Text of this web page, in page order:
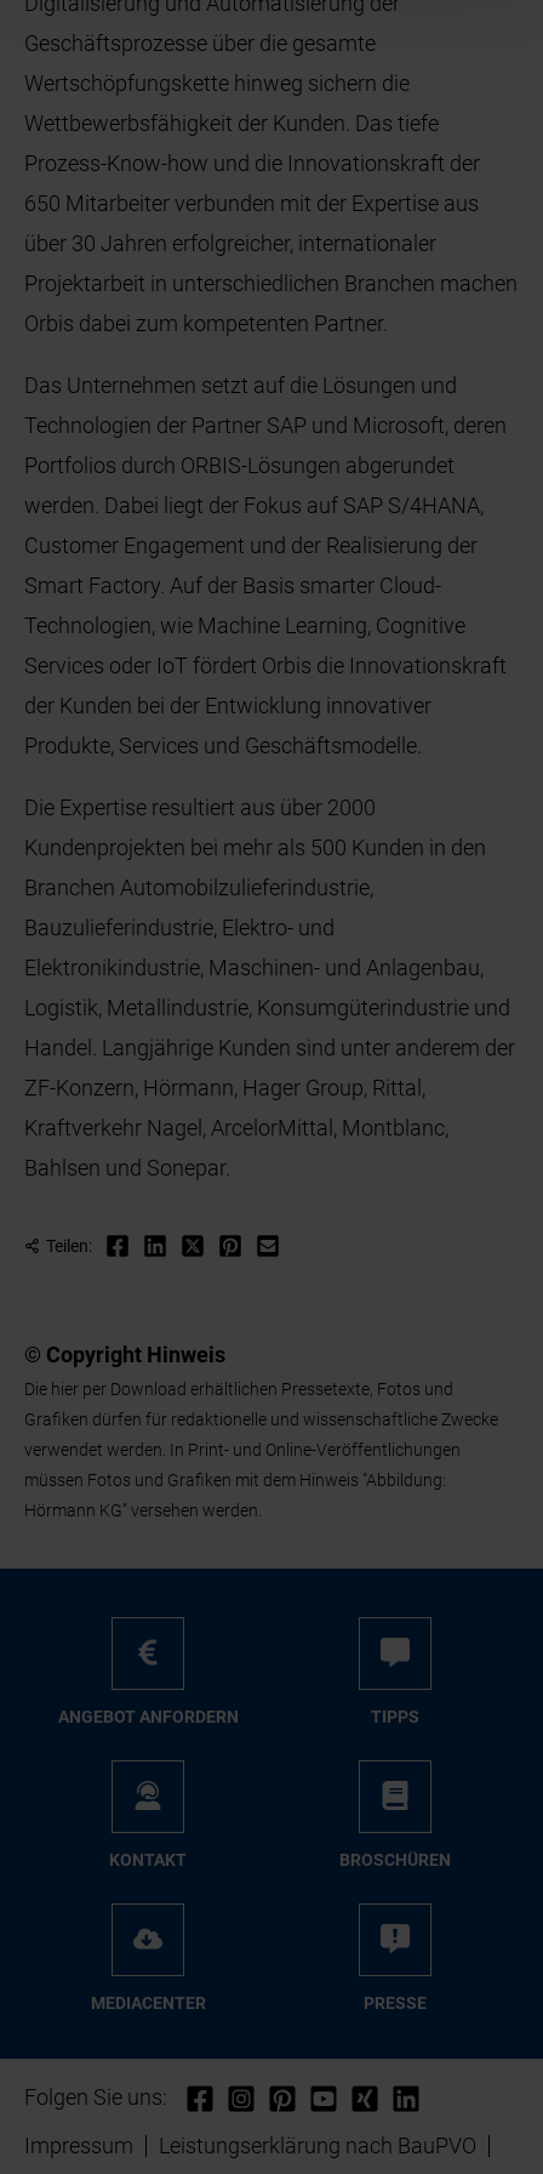
Geschäftsprozesse über die gesamte
Wertschöpfungskette hinweg sichern die
Wettbewerbsfähigkeit der Kunden. Das tiefe
Prozess-Know-how und die Innovationskraft der
650 Mitarbeiter verbunden mit der Expertise aus
über 30 Jahren erfolgreicher, internationaler
Projektarbeit in unterschiedlichen Branchen machen
Orbis dabei zum kompetenten Partner.
Das Unternehmen setzt auf die Lösungen und
Technologien der Partner SAP und Microsoft, deren
Portfolios durch ORBIS-Lösungen abgerundet
werden. Dabei liegt der Fokus auf SAP S/4HANA,
Customer Engagement und der Realisierung der
Smart Factory. Auf der Basis smarter Cloud-
Technologien, wie Machine Learning, Cognitive
Services oder IoT fördert Orbis die Innovationskraft
der Kunden bei der Entwicklung innovativer
Produkte, Services und Geschäftsmodelle.
Die Expertise resultiert aus über 2000
Kundenprojekten bei mehr als 500 Kunden in den
Branchen Automobilzulieferindustrie,
Bauzulieferindustrie, Elektro- und
Elektronikindustrie, Maschinen- und Anlagenbau,
Logistik, Metallindustrie, Konsumgüterindustrie und
Handel. Langjährige Kunden sind unter anderem der
ZF-Konzern, Hörmann, Hager Group, Rittal,
Kraftverkehr Nagel, ArcelorMittal, Montblanc,
Bahlsen und Sonepar.
Teilen:
© Copyright Hinweis
Die hier per Download erhältlichen Pressetexte, Fotos und
Grafiken dürfen für redaktionelle und wissenschaftliche Zwecke
verwendet werden. In Print- und Online-Veröffentlichungen
müssen Fotos und Grafiken mit dem Hinweis "Abbildung:
Hörmann KG" versehen werden.
AN­GE­BOT AN­FOR­DERN TIPPS
KON­TAKT BRO­SCHÜ­REN
ME­DIA­CEN­TER PRES­SE
Folgen Sie uns:
Impressum
Leistungserklärung nach BauPVO